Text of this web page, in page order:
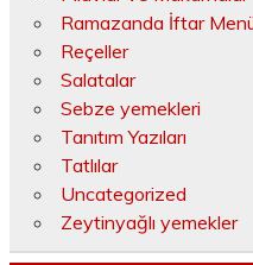
Ramazanda İftar
Reçeller
Salatalar
Sebze yemekleri
Tanıtım Yazıları
Tatlılar
Uncategorized
Zeytinyağlı yemekler